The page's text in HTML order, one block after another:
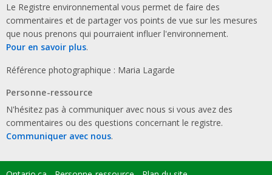
Le Registre environnemental vous permet de faire des
commentaires et de partager vos points de vue sur les mesures
que nous prenons qui pourraient influer l'environnement.
Pour en savoir plus.
Référence photographique : Maria Lagarde
Personne-ressource
N'hésitez pas à communiquer avec nous si vous avez des
commentaires ou des questions concernant le registre.
Communiquer avec nous.